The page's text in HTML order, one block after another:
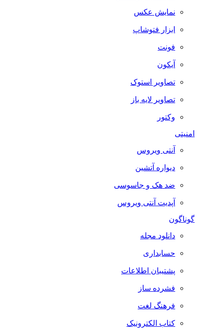
نمایش عکس
ابزار فتوشاپ
فونت
آیکون
تصاویر استوک
تصاویر لایه باز
وکتور
آنتی ویروس
دیواره آتشین
ضد هک و جاسوسی
آپدیت آنتی ویروس
گوناگون
دانلود مجله
حسابداری
پشتیبان اطلاعات
فشرده ساز
فرهنگ لغت
کتاب الکترونیک